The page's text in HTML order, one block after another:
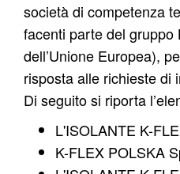
società di competenza
facenti parte del gruppo
dell’Unione Europea),
risposta alle richieste di
Di seguito si riporta
L'ISOLANTE K-
K-FLEX POLSKA